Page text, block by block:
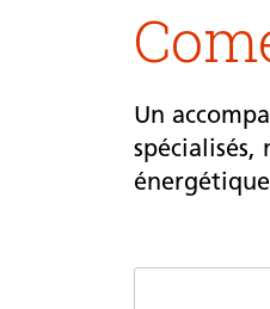
Un
spécialisés,